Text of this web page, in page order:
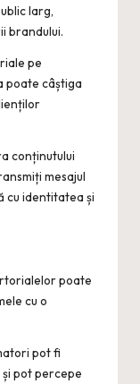
larg,
brandului.
pe
poate câștiga
conținutului
mesajul
cu identitatea și
poate
cu o
pot fi
pot percepe